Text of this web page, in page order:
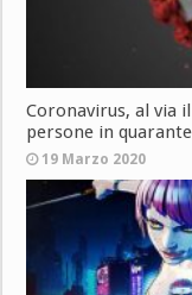
Coronavirus, al via
persone in
19 Marzo 2020